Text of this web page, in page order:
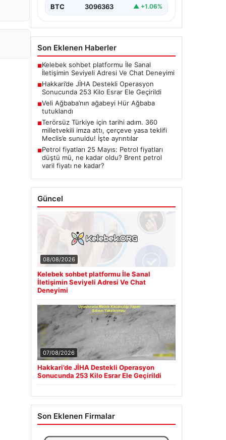
BTC 3096363 ▲ +1.06%
Son Eklenen Haberler
■Kelebek sohbet platformu İle Sanal
İletişimin Seviyeli Adresi Ve Chat Deneyimi
■Hakkari’de JİHA Destekli Operasyon
Sonucunda 253 Kilo Esrar Ele Geçirildi
■Veli Ağbaba’nın ağabeyi Hür Ağbaba
tutuklandı
■Terörsüz Türkiye için tarihi adım. 360
milletvekili imza attı, çerçeve yasa teklifi
Meclis’e sunuldu! İşte ayrıntılar
■Petrol fiyatları 25 Mayıs: Petrol fiyatları
düştü mü, ne kadar oldu? Brent petrol
varil fiyatı ne kadar?
Güncel
08/08/2026
Kelebek sohbet platformu İle Sanal
İletişimin Seviyeli Adresi Ve Chat
Deneyimi
07/08/2026
Hakkari’de JİHA Destekli Operasyon
Sonucunda 253 Kilo Esrar Ele Geçirildi
Son Eklenen Firmalar